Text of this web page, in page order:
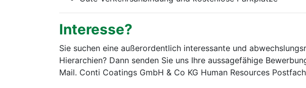
Interesse?
Sie suchen eine außerordentlich interessante und
Hierarchien? Dann senden Sie uns Ihre aussagefähige
Mail. Conti Coatings GmbH & Co KG Human Resources